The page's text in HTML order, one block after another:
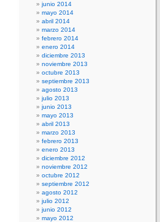
junio 2014
mayo 2014
abril 2014
marzo 2014
febrero 2014
enero 2014
diciembre 2013
noviembre 2013
octubre 2013
septiembre 2013
agosto 2013
julio 2013
junio 2013
mayo 2013
abril 2013
marzo 2013
febrero 2013
enero 2013
diciembre 2012
noviembre 2012
octubre 2012
septiembre 2012
agosto 2012
julio 2012
junio 2012
mayo 2012